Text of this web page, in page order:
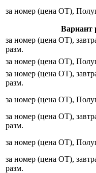
за номер (цена ОТ),
Вариант
за номер (цена ОТ),
разм.
за номер (цена ОТ),
за номер (цена ОТ),
разм.
за номер (цена ОТ),
за номер (цена ОТ),
разм.
за номер (цена ОТ),
за номер (цена ОТ),
разм.